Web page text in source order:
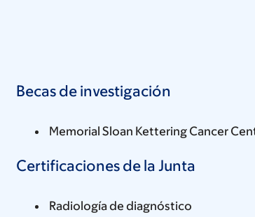
Becas de investigación
Memorial Sloan Kettering Cancer
Certificaciones de la Junta
Radiología de diagnóstico